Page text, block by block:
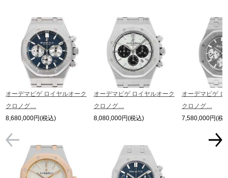
オーデマピゲ ロイヤルオーク
クロノグ…
8,680,000円(税込)
オーデマピゲ ロイヤルオーク
クロノグ…
8,080,000円(税込)
オーデマピゲ ロ
クロノグ…
7,580,000円(税